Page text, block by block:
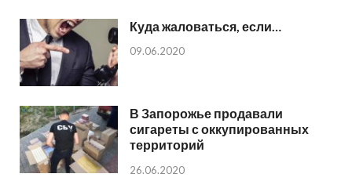
Куда жаловаться, если…
09.06.2020
В Запорожье продавали
сигареты с оккупированных
территорий
26.06.2020